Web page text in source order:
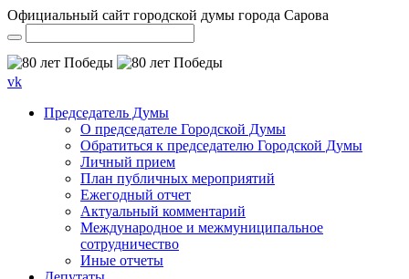
Официальный сайт городской думы города Сарова
vk
Председатель Думы
О председателе Городской Думы
Обратиться к председателю Городской Думы
Личный прием
План публичных мероприятий
Ежегодный отчет
Актуальный комментарий
Международное и межмуниципальное
сотрудничество
Иные отчеты